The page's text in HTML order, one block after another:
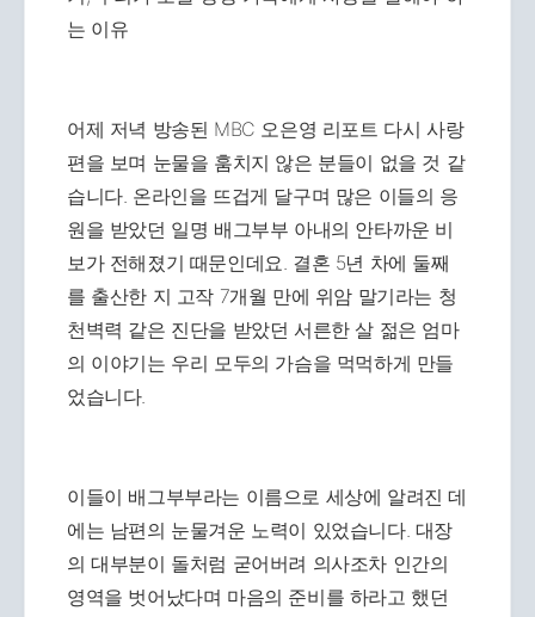
어제 저녁 방송된 MBC 오은영 리포트 다시 사랑
편을 보며 눈물을 훔치지 않은 분들이 없을 것 같
습니다. 온라인을 뜨겁게 달구며 많은 이들의 응
원을 받았던 일명 배그부부 아내의 안타까운 비
보가 전해졌기 때문인데요. 결혼 5년 차에 둘째
를 출산한 지 고작 7개월 만에 위암 말기라는 청
천벽력 같은 진단을 받았던 서른한 살 젊은 엄마
의 이야기는 우리 모두의 가슴을 먹먹하게 만들
었습니다.
이들이 배그부부라는 이름으로 세상에 알려진 데
에는 남편의 눈물겨운 노력이 있었습니다. 대장
의 대부분이 돌처럼 굳어버려 의사조차 인간의
영역을 벗어났다며 마음의 준비를 하라고 했던